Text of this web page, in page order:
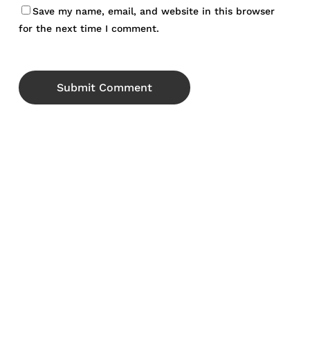
Save my name, email, and website in this browser
for the next time I comment.